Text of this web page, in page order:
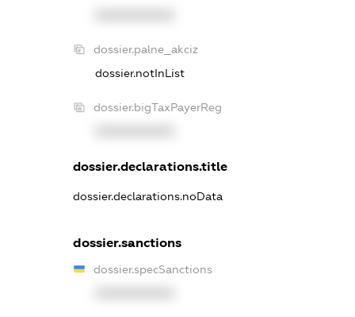
dossier.palne_akciz
dossier.notInList
dossier.bigTaxPayerReg
dossier.declarations.title
dossier.declarations.noData
dossier.sanctions
dossier.specSanctions